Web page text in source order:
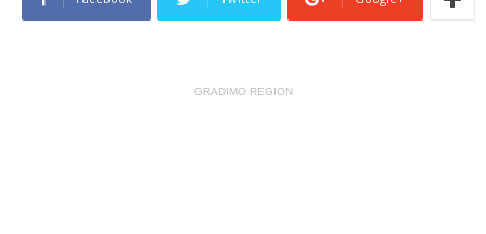
GRADIMO REGION